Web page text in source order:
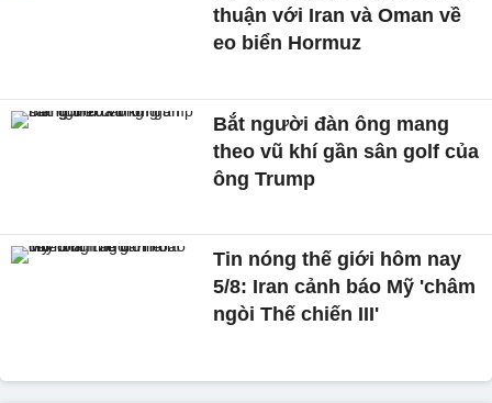
thuận với Iran và Oman về
eo biển Hormuz
Bắt người đàn ông mang
theo vũ khí gần sân golf của
ông Trump
Tin nóng thế giới hôm nay
5/8: Iran cảnh báo Mỹ 'châm
ngòi Thế chiến III'